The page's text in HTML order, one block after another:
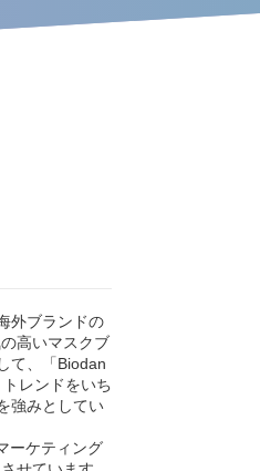
外ブランドの
高いマスクブ
て、「Biodan
レンドをいち
強みとしてい
ーケティング